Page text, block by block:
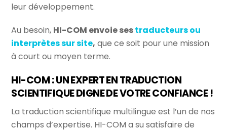
leur développement.
Au besoin, HI-COM envoie sestraducteurs ou
interprètes sur site, que ce soit pour une mission
à court ou moyen terme.
HI-COM : UN EXPERT EN TRADUCTION
SCIENTIFIQUE DIGNE DE VOTRE CONFIANCE !
La traduction scientifique multilingue est l’un de nos
champs d’expertise. HI-COM a su satisfaire de